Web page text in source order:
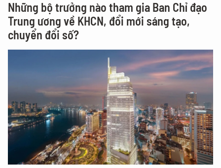
Những bộ trưởng nào tham gia Ban Chỉ đạo
Trung ương về KHCN, đổi mới sáng tạo,
chuyển đổi số?